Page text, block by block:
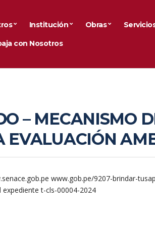
Institución Obras
con Nosotros
– MECANISMO
EVALUACIÓN
www.gob.pe/9207-brindar-
t-cls-00004-2024